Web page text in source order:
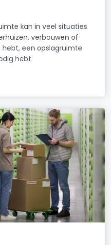
kan in veel situaties
verbouwen of
een opslagruimte
hebt